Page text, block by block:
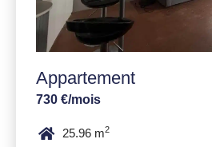
Appartement
730 €/mois
25.96 m2